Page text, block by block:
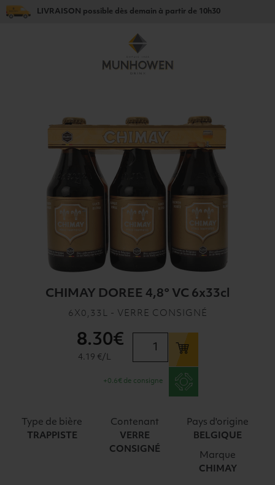
LIVRAISON possible dès demain à partir de 10h30
CHIMAY DOREE 4,8° VC 6x33cl
6X0,33L - VERRE CONSIGNÉ
CHIMAY
DOREE
6x33cl
8.30€
4.19 €/L
+0.6€ de consigne
Type de bière
TRAPPISTE
Contenant
VERRE
CONSIGNÉ
Pays d'origine
BELGIQUE
Marque
CHIMAY